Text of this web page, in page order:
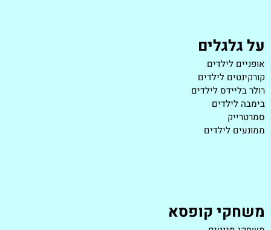
על גלגלים
אופניים לילדים
קורקינטים לילדים
רולר בליידס לילדים
בימבה לילדים
סמרטרייק
ממונעים לילדים
משחקי קופסא